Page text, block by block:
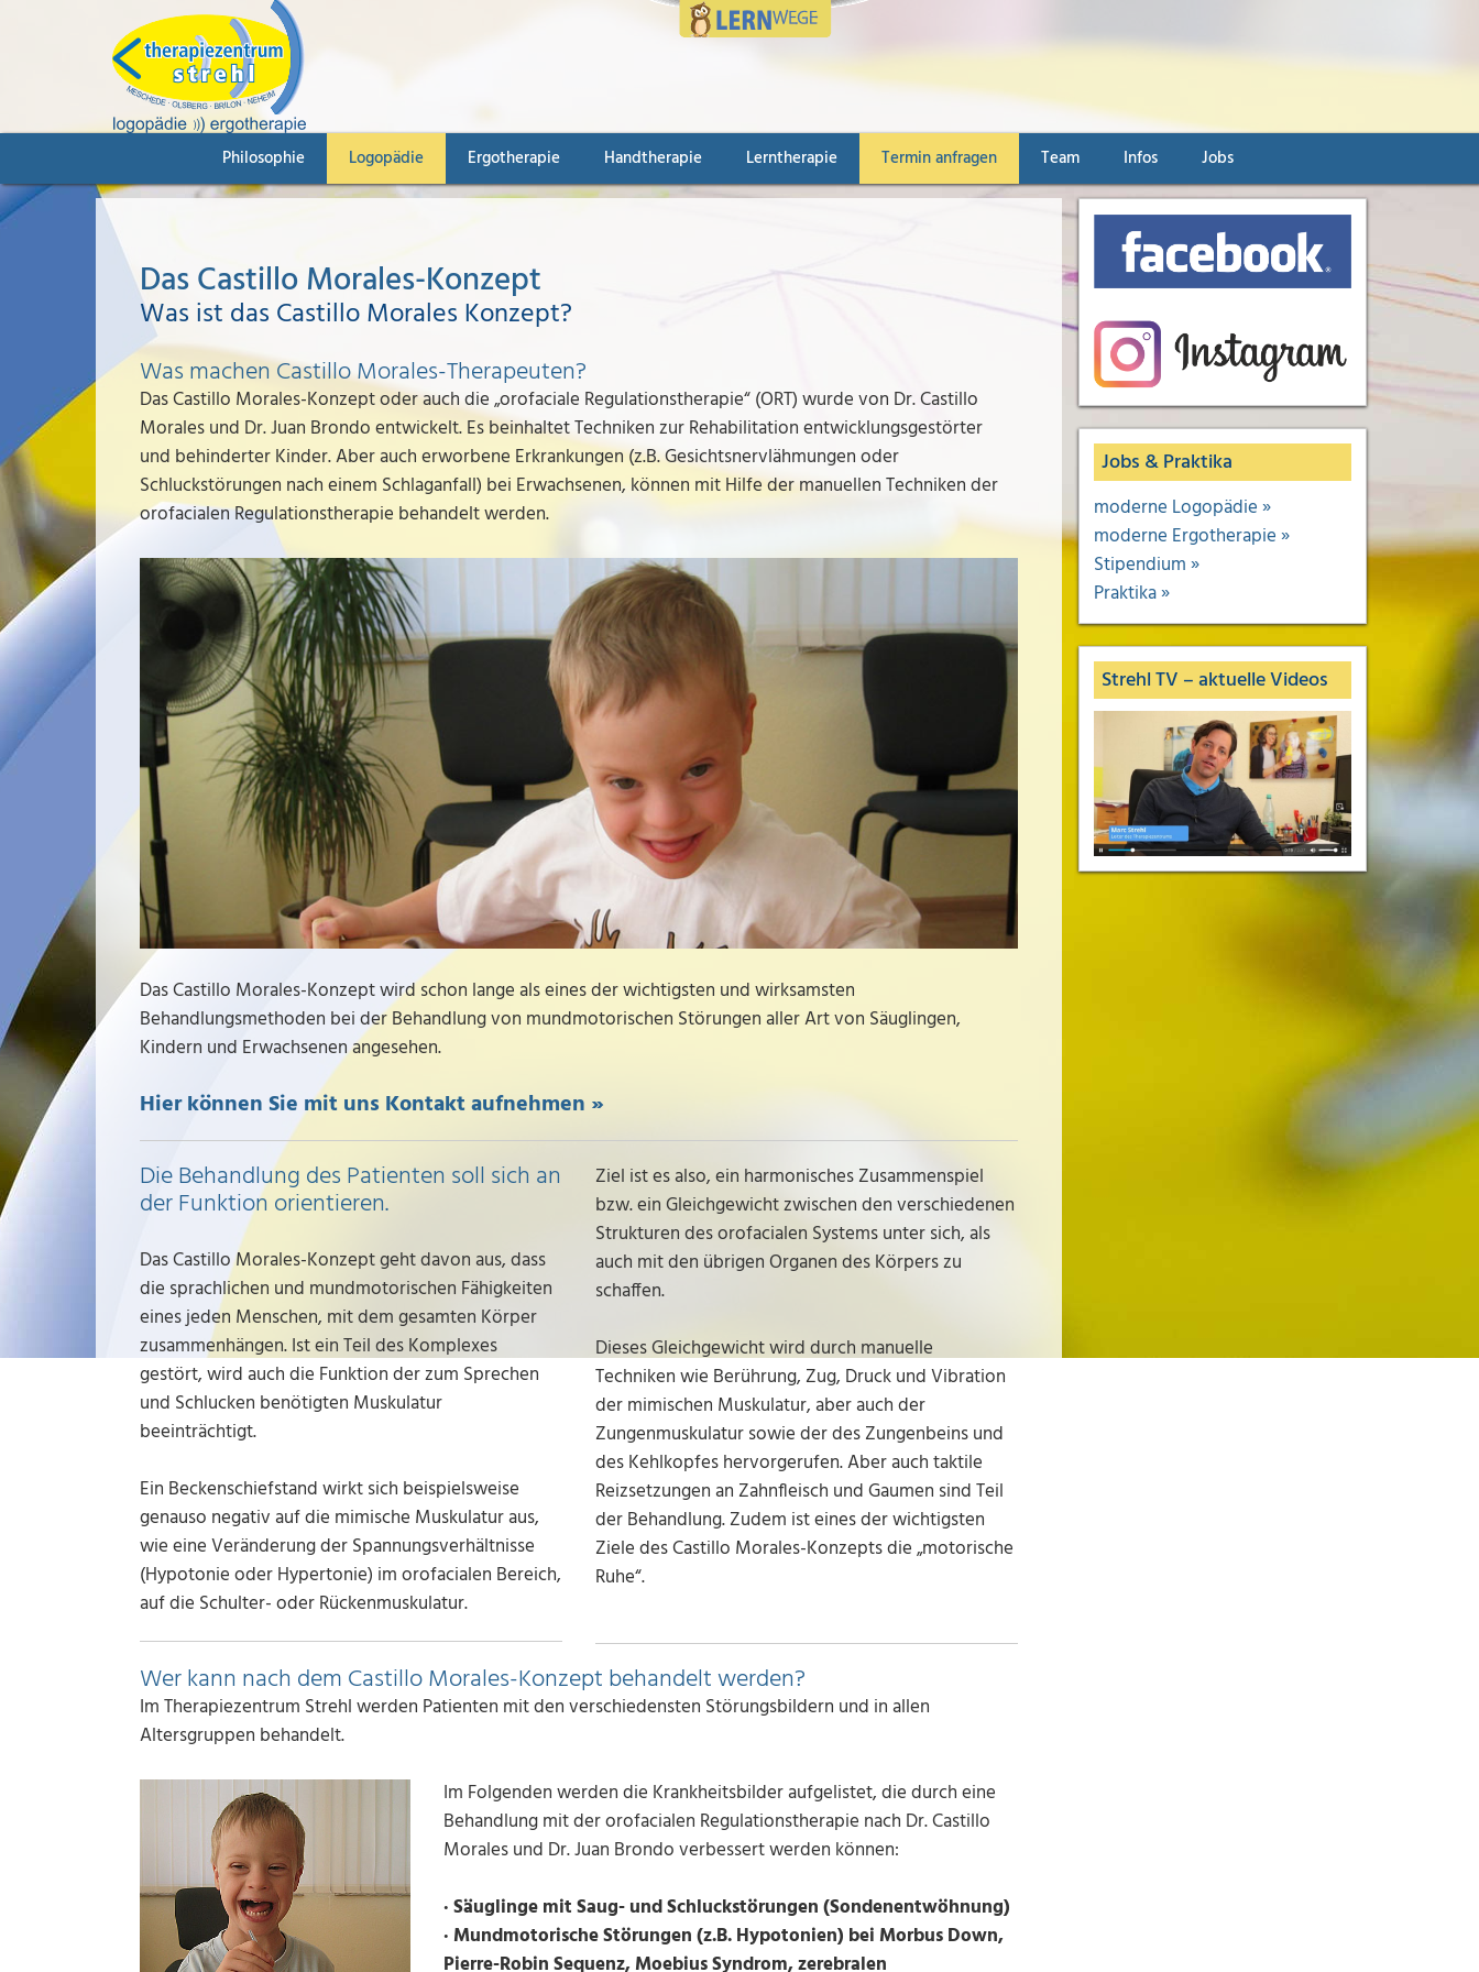
Philosophie Logopädie Ergotherapie Handtherapie Lerntherapie Termin anfragen Team Infos Jobs
Das Castillo Morales-Konzept
Was ist das Castillo Morales Konzept?
Was machen Castillo Morales-Therapeuten?
Das Castillo Morales-Konzept oder auch die „orofaciale Regulationstherapie“ (ORT) wurde von Dr. Castillo
Morales und Dr. Juan Brondo entwickelt. Es beinhaltet Techniken zur Rehabilitation entwicklungsgestörter
und behinderter Kinder. Aber auch erworbene Erkrankungen (z.B. Gesichtsnervlähmungen oder
Schluckstörungen nach einem Schlaganfall) bei Erwachsenen, können mit Hilfe der manuellen Techniken der
orofacialen Regulationstherapie behandelt werden.
Das Castillo Morales-Konzept wird schon lange als eines der wichtigsten und wirksamsten
Behandlungsmethoden bei der Behandlung von mundmotorischen Störungen aller Art von Säuglingen,
Kindern und Erwachsenen angesehen.
Hier können Sie mit uns Kontakt aufnehmen »
Die Behandlung des Patienten soll sich an
der Funktion orientieren.
Das Castillo Morales-Konzept geht davon aus, dass
die sprachlichen und mundmotorischen Fähigkeiten
eines jeden Menschen, mit dem gesamten Körper
zusammenhängen. Ist ein Teil des Komplexes
gestört, wird auch die Funktion der zum Sprechen
und Schlucken benötigten Muskulatur
beeinträchtigt.
Ein Beckenschiefstand wirkt sich beispielsweise
genauso negativ auf die mimische Muskulatur aus,
wie eine Veränderung der Spannungsverhältnisse
(Hypotonie oder Hypertonie) im orofacialen Bereich,
auf die Schulter- oder Rückenmuskulatur.
Ziel ist es also, ein harmonisches Zusammenspiel
bzw. ein Gleichgewicht zwischen den verschiedenen
Strukturen des orofacialen Systems unter sich, als
auch mit den übrigen Organen des Körpers zu
schaffen.
Dieses Gleichgewicht wird durch manuelle
Techniken wie Berührung, Zug, Druck und Vibration
der mimischen Muskulatur, aber auch der
Zungenmuskulatur sowie der des Zungenbeins und
des Kehlkopfes hervorgerufen. Aber auch taktile
Reizsetzungen an Zahnfleisch und Gaumen sind Teil
der Behandlung. Zudem ist eines der wichtigsten
Ziele des Castillo Morales-Konzepts die „motorische
Ruhe“.
Wer kann nach dem Castillo Morales-Konzept behandelt werden?
Im Therapiezentrum Strehl werden Patienten mit den verschiedensten Störungsbildern und in allen
Altersgruppen behandelt.
Im Folgenden werden die Krankheitsbilder aufgelistet, die durch eine
Behandlung mit der orofacialen Regulationstherapie nach Dr. Castillo
Morales und Dr. Juan Brondo verbessert werden können:
· Säuglinge mit Saug- und Schluckstörungen (Sondenentwöhnung)
· Mundmotorische Störungen (z.B. Hypotonien) bei Morbus Down,
Pierre-Robin Sequenz, Moebius Syndrom, zerebralen
Jobs & Praktika
moderne Logopädie »
moderne Ergotherapie »
Stipendium »
Praktika »
Strehl TV – aktuelle Videos